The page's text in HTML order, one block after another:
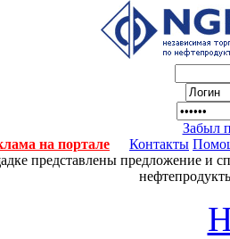
Забыл
на портале
Контакты
представлены предложение и